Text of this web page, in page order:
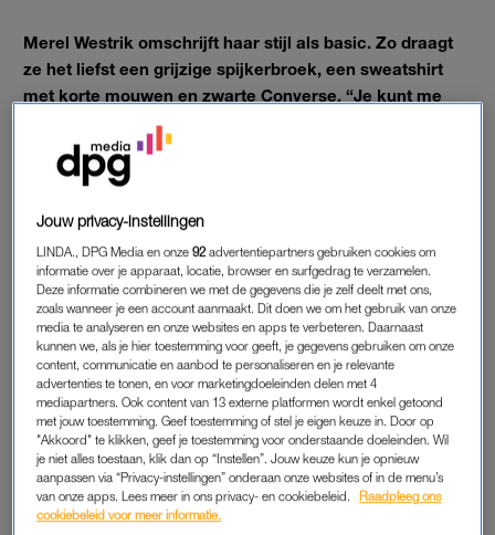
Merel Westrik omschrijft haar stijl als basic. Zo draagt
ze het liefst een grijzige spijkerbroek, een sweatshirt
met korte mouwen en zwarte Converse. “Je kunt me
echt uittekenen in die outfit,” vertelt ze in gesprek met
journaliste Antoinnette Scheulderman voor de rubriek
Mooi Mens.
Simpel betekent bij Merel echter niet gedachteloos. Ze weet
precies wat ze op haar gezicht smeert en hoe ze haar haar het
liefst laat stylen, zeker als er iemand met een krultang in de
buurt is.
VINTAGE SHOPPEN
Als ze gaat winkelen (wat niet vaak is, maar áls), weet Merel
precies waar ze moet zijn. “De laatste keer dat ik echt shopte,
ging ik naar Tally-Ho in Hoorn, waar mijn zus ooit werkte: ik
heb er alle truien voor het Sinterklaasjournaal gekocht. Ze
hebben veel duurzame Nederlandse merken en vintage stuks
Jouw privacy-instellingen
LINDA., DPG Media en onze92 advertentiepartners gebruiken cookies om
informatie over je apparaat, locatie, browser en surfgedrag te verzamelen.
Deze informatie combineren we met de gegevens die je zelf deelt met ons,
zoals wanneer je een account aanmaakt. Dit doen we om het gebruik van onze
media te analyseren en onze websites en apps te verbeteren. Daarnaast
kunnen we, als je hier toestemming voor geeft, je gegevens gebruiken om onze
content, communicatie en aanbod te personaliseren en je relevante
advertenties te tonen, en voor marketingdoeleinden delen met 4
mediapartners. Ook content van 13 externe platformen wordt enkel getoond
met jouw toestemming. Geef toestemming of stel je eigen keuze in. Door op
"Akkoord" te klikken, geef je toestemming voor onderstaande doeleinden. Wil
je niet alles toestaan, klik dan op “Instellen”. Jouw keuze kun je opnieuw
aanpassen via “Privacy-instellingen” onderaan onze websites of in de menu’s
van onze apps. Lees meer in ons privacy- en cookiebeleid.
Raadpleeg ons
cookiebeleid voor meer informatie.